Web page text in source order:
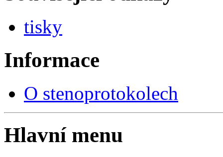
tisky
Informace
O stenoprotokolech
Hlavní menu